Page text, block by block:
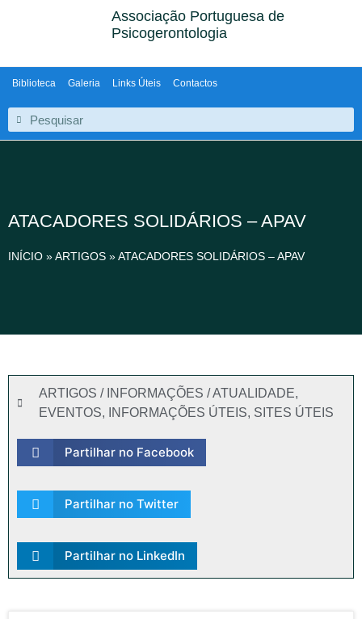
Associação Portuguesa de
Psicogerontologia
Biblioteca Galeria Links Úteis Contactos
ATACADORES SOLIDÁRIOS – APAV
INÍCIO »ARTIGOS »ATACADORES SOLIDÁRIOS – APAV
ARTIGOS / INFORMAÇÕES / ATUALIDADE,
EVENTOS, INFORMAÇÕES ÚTEIS, SITES ÚTEIS
Partilhar no Facebook
Partilhar no Twitter
Partilhar no LinkedIn